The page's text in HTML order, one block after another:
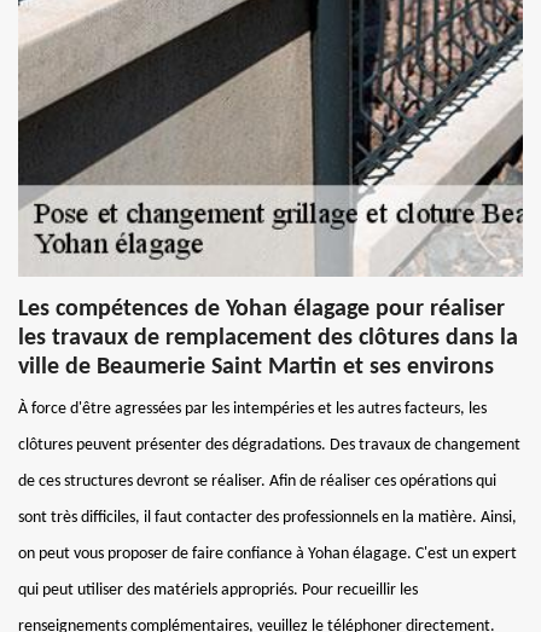
Les compétences de Yohan élagage pour réaliser
les travaux de remplacement des clôtures dans la
ville de Beaumerie Saint Martin et ses environs
À force d'être agressées par les intempéries et les autres facteurs, les
clôtures peuvent présenter des dégradations. Des travaux de changement
de ces structures devront se réaliser. Afin de réaliser ces opérations qui
sont très difficiles, il faut contacter des professionnels en la matière. Ainsi,
on peut vous proposer de faire confiance à Yohan élagage. C'est un expert
qui peut utiliser des matériels appropriés. Pour recueillir les
renseignements complémentaires, veuillez le téléphoner directement.